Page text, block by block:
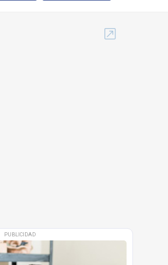
PUBLICIDAD